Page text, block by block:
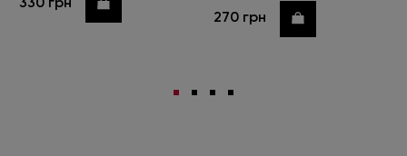
Купить
270 грн Купить